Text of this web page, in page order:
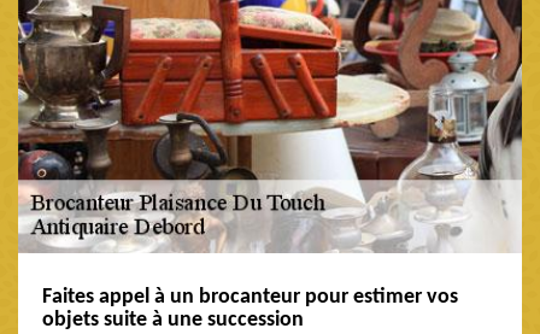
Faites appel à un brocanteur pour estimer vos
objets suite à une succession